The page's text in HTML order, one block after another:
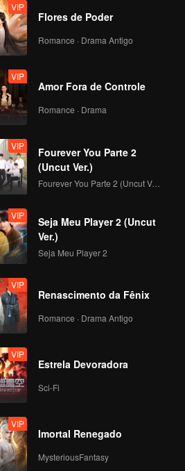
VIP
Flores de Poder
Romance · Drama Antigo
VIP
Amor Fora de Controle
Romance · Drama
VIP
Fourever You Parte 2
(Uncut Ver.)
Fourever You Parte 2 (Uncut Ver.)
VIP
Seja Meu Player 2 (Uncut
Ver.)
Seja Meu Player 2
VIP
Renascimento da Fênix
Romance · Drama Antigo
VIP
Estrela Devoradora
Sci-Fi
VIP
Imortal Renegado
MysteriousFantasy